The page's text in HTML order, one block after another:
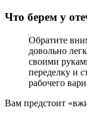
Что берем у
Обратите
довольно
своими
переделку и
рабочего
Вам предстоит